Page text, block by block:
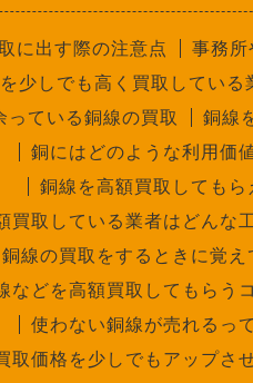
に出す際の注意点 事務所
少しでも高く買取している
っている銅線の買取
銅線
銅にはどのような利用価
銅線を高額買取しても
買取している業者はどんな
銅線の買取をするときに覚
などを高額買取してもらう
使わない銅線が売れるっ
取価格を少しでもアップさ